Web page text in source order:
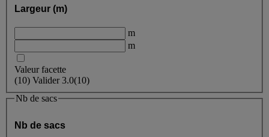
Largeur (m)
m
m
Valeur facette
(10) Valider3.0(10)
Nb de sacs
Nb de sacs